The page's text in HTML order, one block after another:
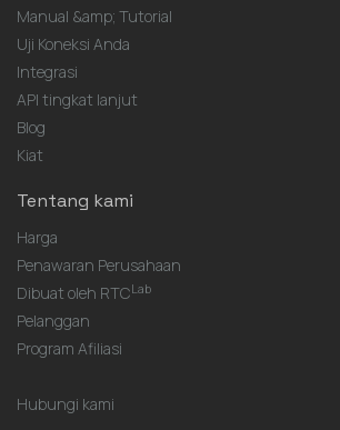
Manual &amp; Tutorial
Uji Koneksi Anda
Integrasi
API tingkat lanjut
Blog
Kiat
Tentang kami
Harga
Penawaran Perusahaan
Dibuat oleh RTCLab
Pelanggan
Program Afiliasi
Hubungi kami